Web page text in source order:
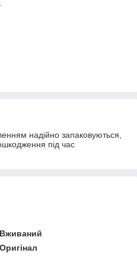
надійно запаковуються,
під час
Вживаний
Оригінал